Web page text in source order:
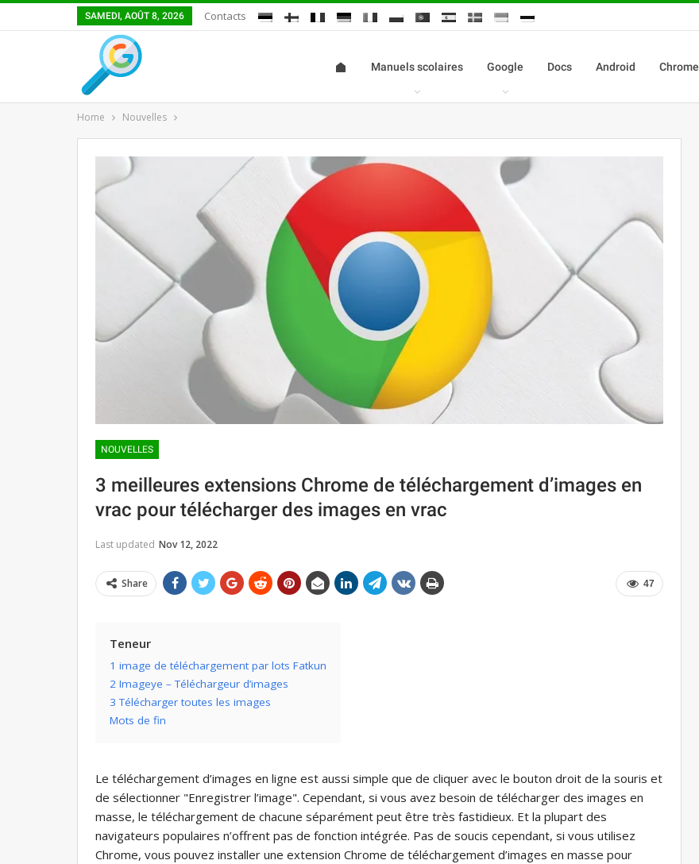
SAMEDI, AOÛT 8, 2026 Contacts
Manuels scolaires Google Docs Android Chrome
Home Nouvelles
NOUVELLES
3 meilleures extensions Chrome de téléchargement d’images en
vrac pour télécharger des images en vrac
Last updated Nov 12, 2022
47
Share
Teneur
1 image de téléchargement par lots Fatkun
2 Imageye – Téléchargeur d’images
3 Télécharger toutes les images
Mots de fin
Le téléchargement d’images en ligne est aussi simple que de cliquer avec le bouton droit de la souris et
de sélectionner "Enregistrer l’image". Cependant, si vous avez besoin de télécharger des images en
masse, le téléchargement de chacune séparément peut être très fastidieux. Et la plupart des
navigateurs populaires n’offrent pas de fonction intégrée. Pas de soucis cependant, si vous utilisez
Chrome, vous pouvez installer une extension Chrome de téléchargement d’images en masse pour